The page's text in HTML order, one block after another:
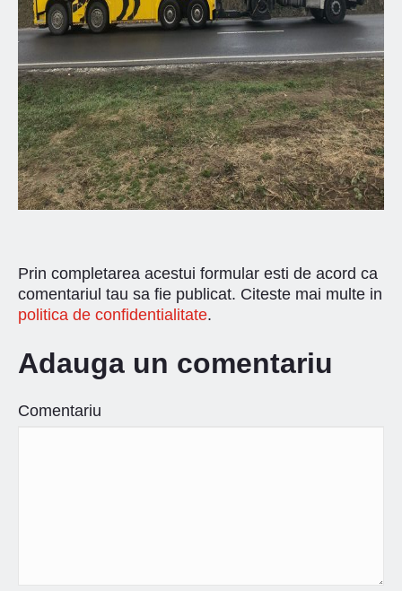
Prin completarea acestui formular esti de acord ca
comentariul tau sa fie publicat. Citeste mai multe in
politica de confidentialitate.
Adauga un comentariu
Comentariu